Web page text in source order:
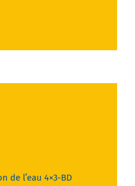
de l’eau 4×3-BD